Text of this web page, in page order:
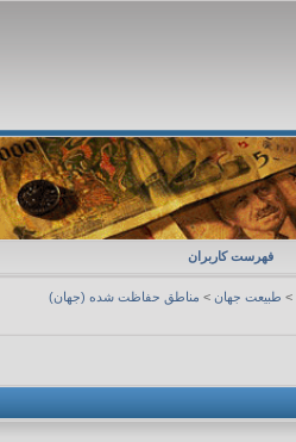
فهرست کاربران
> طبیعت جهان > مناطق حفاظت شده (جهان)